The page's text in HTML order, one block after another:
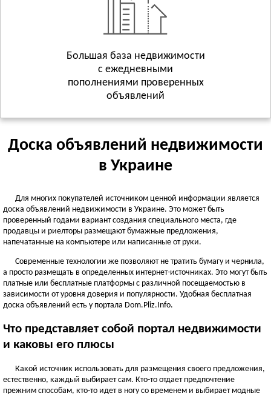
Смотреть всё
ЧЕРКАССКАЯ ОБЛАСТЬ
ЧЕРНИГОВСКАЯ ОБЛАСТЬ
Бахмач
Смотреть всё
ЧЕРНОВИЦКАЯ ОБЛАСТЬ
Черновцы
Новоднестровск
Вижница
Смотреть всё
Севастополь
Керчь
Смотреть всё
Большая база недвижимости
с ежедневными
пополнениями проверенных
объявлений
Доска объявлений недвижимости
в Украине
Для многих покупателей источником ценной информации является
доска объявлений недвижимости в Украине. Это может быть
проверенный годами вариант создания специального места, где
продавцы и риелторы размещают бумажные предложения,
напечатанные на компьютере или написанные от руки.
Современные технологии же позволяют не тратить бумагу и чернила,
а просто размещать в определенных интернет-источниках. Это могут быть
платные или бесплатные платформы с различной посещаемостью в
зависимости от уровня доверия и популярности. Удобная бесплатная
доска объявлений есть у портала Dom.Pliz.Info.
Что представляет собой портал недвижимости
и каковы его плюсы
Какой источник использовать для размещения своего предложения,
естественно, каждый выбирает сам. Кто-то отдает предпочтение
прежним способам, кто-то идет в ногу со временем и выбирает модные